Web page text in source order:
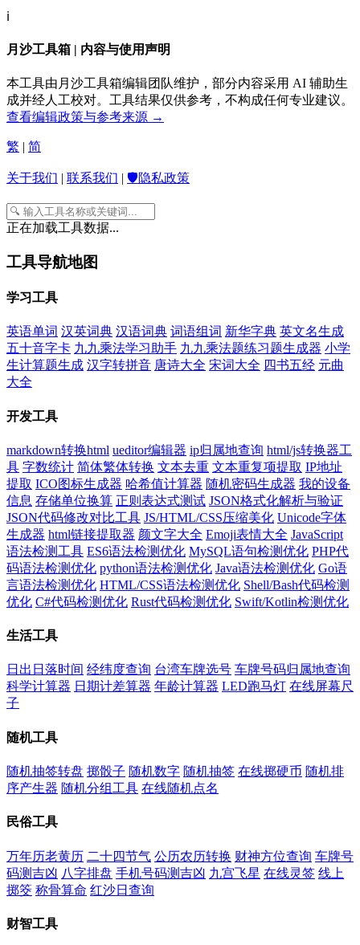
ℹ️
月沙工具箱 | 内容与使用声明
本工具由月沙工具箱编辑团队维护，部分内容采用 AI 辅助生
成并经人工校对。工具结果仅供参考，不构成任何专业建议。
查看编辑政策与参考来源 →
繁 | 简
关于我们 | 联系我们 | 🛡️隐私政策
正在加载工具数据...
工具导航地图
学习工具
英语单词 汉英词典 汉语词典 词语组词 新华字典 英文名生成
五十音字卡 九九乘法学习助手 九九乘法题练习题生成器 小学
生计算题生成 汉字转拼音 唐诗大全 宋词大全 四书五经 元曲
大全
开发工具
markdown转换html ueditor编辑器 ip归属地查询 html/js转换器工
具 字数统计 简体繁体转换 文本去重 文本重复项提取 IP地址
提取 ICO图标生成器 哈希值计算器 随机密码生成器 我的设备
信息 存储单位换算 正则表达式测试 JSON格式化解析与验证
JSON代码修改对比工具 JS/HTML/CSS压缩美化 Unicode字体
生成器 html链接提取器 颜文字大全 Emoji表情大全 JavaScript
语法检测工具 ES6语法检测优化 MySQL语句检测优化 PHP代
码语法检测优化 python语法检测优化 Java语法检测优化 Go语
言语法检测优化 HTML/CSS语法检测优化 Shell/Bash代码检测
优化 C#代码检测优化 Rust代码检测优化 Swift/Kotlin检测优化
生活工具
日出日落时间 经纬度查询 台湾车牌选号 车牌号码归属地查询
科学计算器 日期计差算器 年龄计算器 LED跑马灯 在线屏幕尺
子
随机工具
随机抽签转盘 掷骰子 随机数字 随机抽签 在线掷硬币 随机排
序产生器 随机分组工具 在线随机点名
民俗工具
万年历老黄历 二十四节气 公历农历转换 财神方位查询 车牌号
码测吉凶 八字排盘 手机号码测吉凶 九宫飞星 在线灵签 线上
掷筊 称骨算命 红沙日查询
财智工具